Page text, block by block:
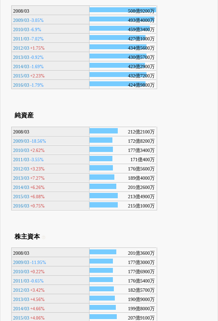
2008/03
508億9200万
2009/03 -3.05%
493億4000万
2010/03 -6.9%
459億3400万
2011/03 -7.02%
427億1000万
2012/03 +1.75%
434億5600万
2013/03 -0.92%
430億5700万
2014/03 -1.69%
423億2900万
2015/03 +2.23%
432億7200万
2016/03 -1.79% 424億9800万
純資産
2008/03
212億2100万
2009/03 -18.56%
172億8200万
2010/03 +2.62%
177億3400万
2011/03 -3.55%
171億400万
2012/03 +3.23%
176億5600万
2013/03 +7.27%
189億4000万
2014/03 +6.26%
201億2600万
2015/03 +6.08%
213億4900万
2016/03 +0.75% 215億1000万
株主資本
2008/03
201億3600万
2009/03 -11.95%
177億3000万
2010/03 +0.22%
177億6900万
2011/03 -0.65%
176億5400万
2012/03 +3.42%
182億5700万
2013/03 +4.56%
190億9000万
2014/03 +4.66%
199億8000万
2015/03 +4.06%
207億9100万